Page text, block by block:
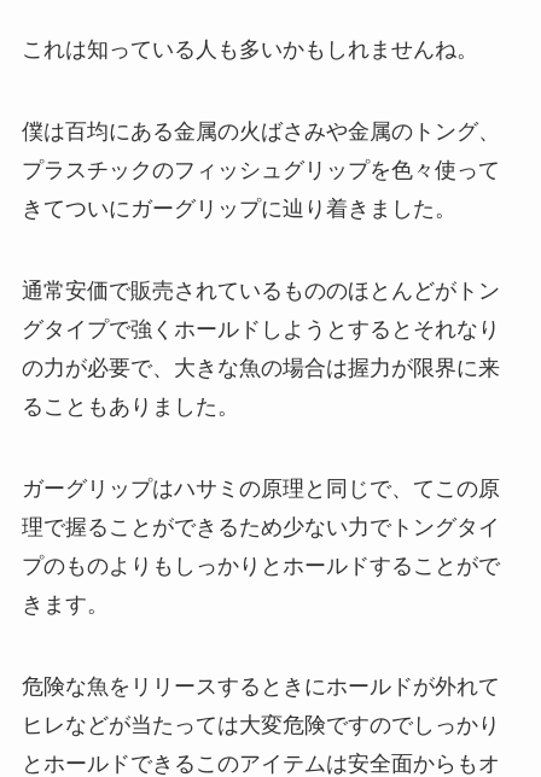
これは知っている人も多いかもしれませんね。
僕は百均にある金属の火ばさみや金属のトング、
プラスチックのフィッシュグリップを色々使って
きてついにガーグリップに辿り着きました。
通常安価で販売されているもののほとんどがトン
グタイプで強くホールドしようとするとそれなり
の力が必要で、大きな魚の場合は握力が限界に来
ることもありました。
ガーグリップはハサミの原理と同じで、てこの原
理で握ることができるため少ない力でトングタイ
プのものよりもしっかりとホールドすることがで
きます。
危険な魚をリリースするときにホールドが外れて
ヒレなどが当たっては大変危険ですのでしっかり
とホールドできるこのアイテムは安全面からもオ